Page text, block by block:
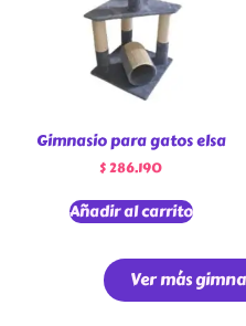
Gimnasio para gatos elsa
$286.190
Añadir al carrito
Ver más